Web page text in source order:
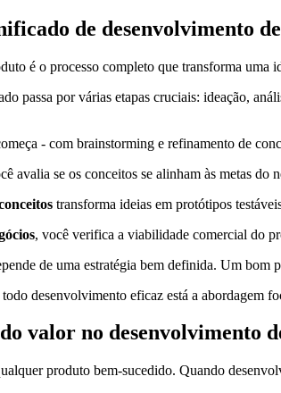
de desenvolvimento
é o processo completo que transforma uma
passa por várias etapas cruciais: ideação,
- com brainstorming e refinamento de
avalia se os conceitos se alinham às metas do
transforma ideias em protótipos
, você verifica a viabilidade comercial do
de uma estratégia bem definida. Um
desenvolvimento eficaz está a abordagem
valor no desenvolvimento
produto bem-sucedido. Quando